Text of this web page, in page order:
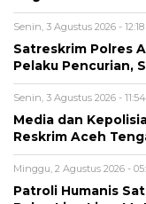
Senin, 3 Agustus 2026 -
Satreskrim Polres
Pelaku Pencurian,
Senin, 3 Agustus 2026 -
Media dan
Reskrim Aceh
Minggu, 2 Agustus 2026 -
Patroli Humanis